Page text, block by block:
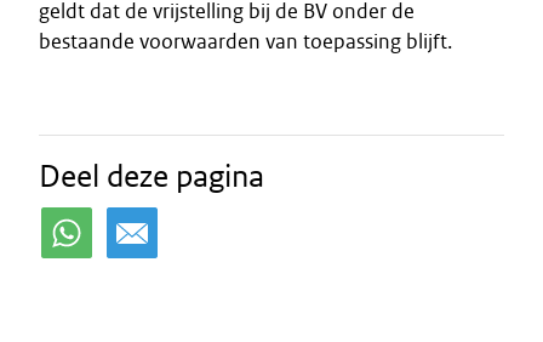
geldt dat de vrijstelling bij de BV onder de
bestaande voorwaarden van toepassing blijft.
Deel deze pagina